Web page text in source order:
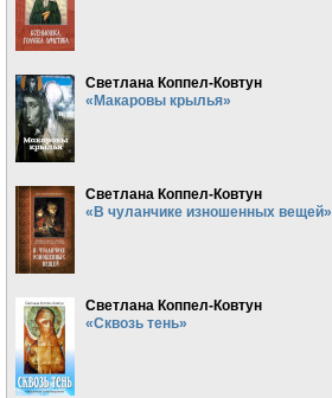
Светлана Коппел-Ковтун
«Макаровы крылья»
Светлана Коппел-Ковтун
«В чуланчике изношенных вещей»
Светлана Коппел-Ковтун
«Сквозь тень»